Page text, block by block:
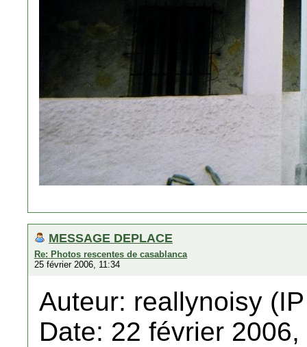
MESSAGE DEPLACE
Re: Photos rescentes de casablanca
25 février 2006, 11:34
Auteur: reallynoisy
Date: 22 février